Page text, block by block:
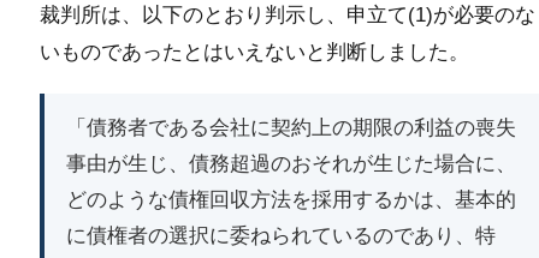
裁判所は、以下のとおり判示し、申立て(1)が必要のな
いものであったとはいえないと判断しました。
「債務者である会社に契約上の期限の利益の喪失
事由が生じ、債務超過のおそれが生じた場合に、
どのような債権回収方法を採用するかは、基本的
に債権者の選択に委ねられているのであり、特